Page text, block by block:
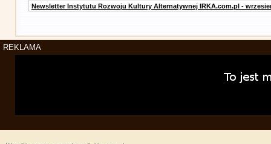
Newsletter Instytutu Rozwoju Kultury Alternatywnej IRKA.com.pl -
REKLAMA